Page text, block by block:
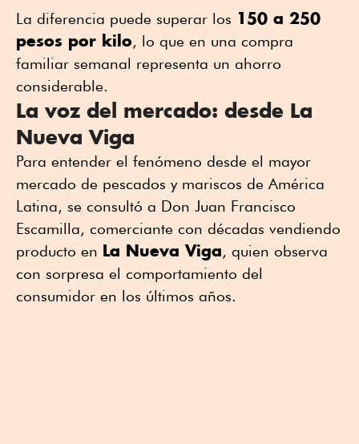
La diferencia puede superar los 150 a 250
pesos por kilo, lo que en una compra
familiar semanal representa un ahorro
considerable.
La voz del mercado: desde La
Nueva Viga
Para entender el fenómeno desde el mayor
mercado de pescados y mariscos de América
Latina, se consultó a Don Juan Francisco
Escamilla, comerciante con décadas vendiendo
producto en La Nueva Viga, quien observa
con sorpresa el comportamiento del
consumidor en los últimos años.